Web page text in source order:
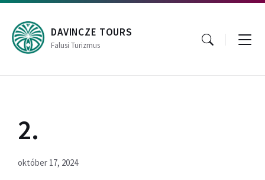
Skip
content
Skip
main
navigation
Skip
footer
DAVINCZE TOURS
Falusi Turizmus
2.
október 17, 2024